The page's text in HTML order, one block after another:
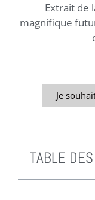
Extrait de
magnifique
Je
TABLE